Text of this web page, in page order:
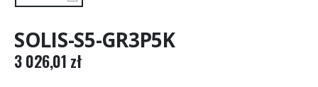
SOLIS-S5-GR3P5K
3 026,01 zł